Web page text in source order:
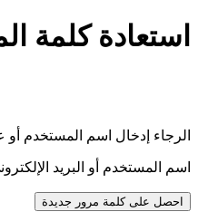
استعادة كلمة
الرجاء إدخال اسم المستخدم أو
اسم المستخدم أو البريد